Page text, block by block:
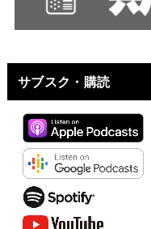
サブスク・購読